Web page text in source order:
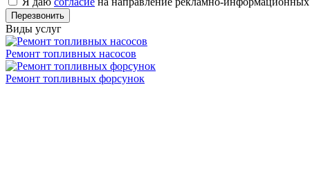
Виды услуг
Ремонт топливных насосов
Ремонт топливных форсунок